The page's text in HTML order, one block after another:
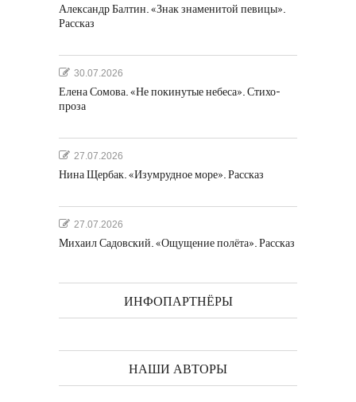
Александр Балтин. «Знак знаменитой певицы».
Рассказ
30.07.2026
Елена Сомова. «Не покинутые небеса». Стихо-
проза
27.07.2026
Нина Щербак. «Изумрудное море». Рассказ
27.07.2026
Михаил Садовский. «Ощущение полёта». Рассказ
ИНФОПАРТНЁРЫ
НАШИ АВТОРЫ